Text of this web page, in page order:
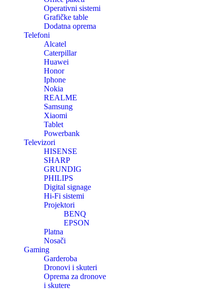
Operativni sistemi
Grafičke table
Dodatna oprema
Telefoni
Alcatel
Caterpillar
Huawei
Honor
Iphone
Nokia
REALME
Samsung
Xiaomi
Tablet
Powerbank
Televizori
HISENSE
SHARP
GRUNDIG
PHILIPS
Digital signage
Hi-Fi sistemi
Projektori
BENQ
EPSON
Platna
Nosači
Gaming
Garderoba
Dronovi i skuteri
Oprema za dronove
i skutere